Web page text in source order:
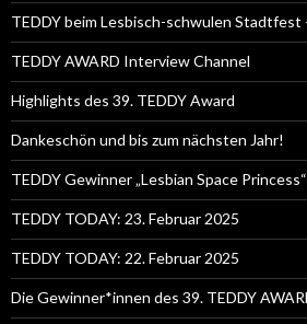
TEDDY beim Lesbisch-schwulen Stadtfest
TEDDY AWARD Interview Channel
Highlights des 39. TEDDY Award
Dankeschön und bis zum nächsten Jahr!
TEDDY Gewinner „Lesbian Space
TEDDY TODAY: 23. Februar 2025
TEDDY TODAY: 22. Februar 2025
Die Gewinner*innen des 39. TEDDY